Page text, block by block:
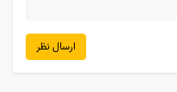
ارسال نظر